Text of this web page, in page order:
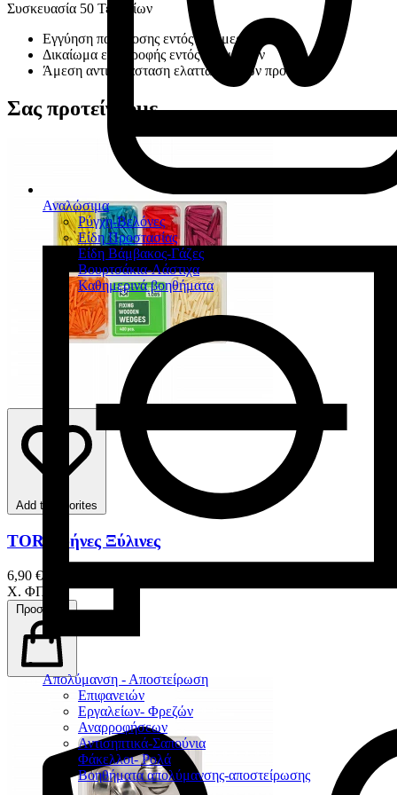
Αναλώσιμα
Ρύγχη-Βελόνες
Είδη Προστασίας
Είδη Βάμβακος-Γάζες
Βουρτσάκια-Λάστιχα
Καθημερινά βοηθήματα
Απολύμανση - Αποστείρωση
Επιφανειών
Εργαλείων- Φρεζών
Αναρροφήσεων
Αντισηπτικά-Σαπούνια
Φάκελλοι- Ρολά
Βοηθήματα απολύμανσης-αποστείρωσης
Συσκευασία 50 Τεμαχίων
Εγγύηση παράδοσης εντός 30 ημερών
Δικαίωμα επιστροφής εντός 14 ημερών
Άμεση αντικατάσταση ελαττωματικών προϊόντων
Σας προτείνουμε
Add to favorites
TOR Σφήνες Ξύλινες
6,90 € – 18,50 €
Χ. ΦΠΑ
Προσθήκη